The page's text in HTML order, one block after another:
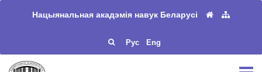
Нацыянальная акадэмія навук Беларусі
Рус Eng